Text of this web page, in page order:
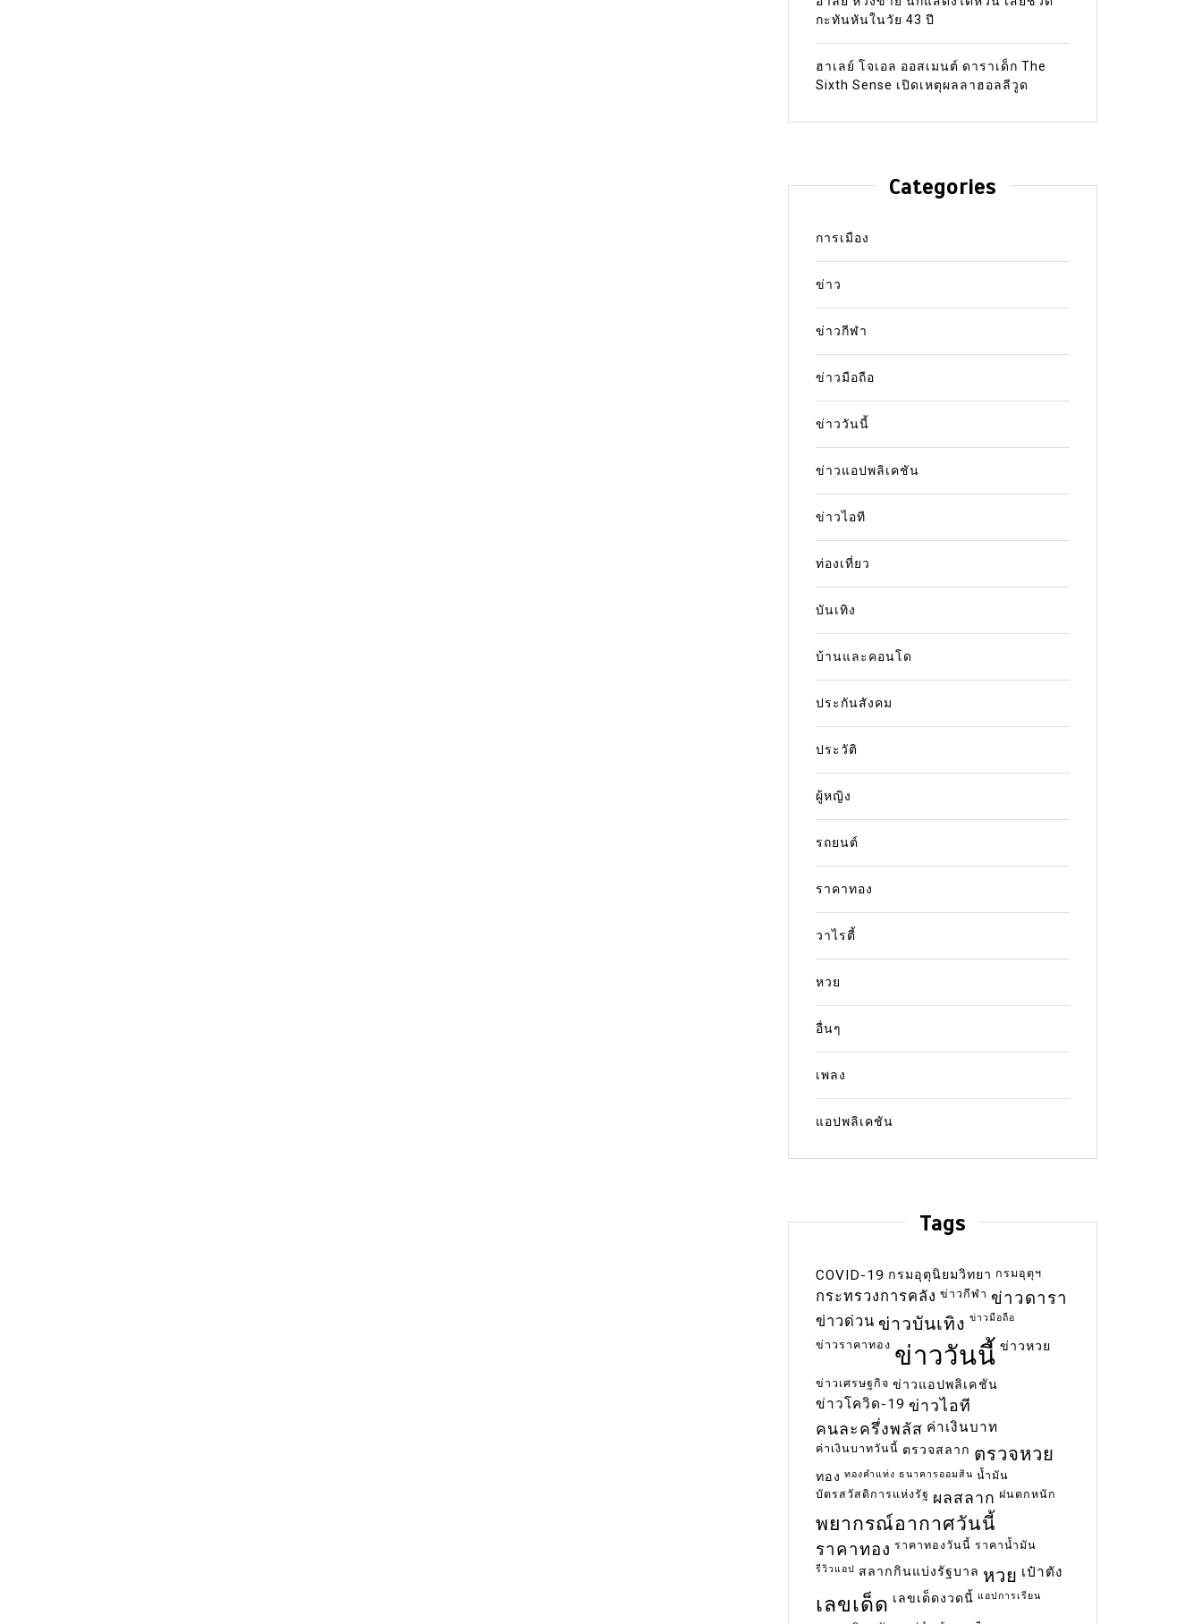
กะทันหันในวัย 43 ปี
ฮาเลย์ โจเอล ออสเมนต์ ดาราเด็ก The
Sixth Sense เปิดเหตุผลลาฮอลลีวูด
Categories
การเมือง
ข่าว
ข่าวกีฬา
ข่าวมือถือ
ข่าววันนี้
ข่าวแอปพลิเคชัน
ข่าวไอที
ท่องเที่ยว
บันเทิง
บ้านและคอนโด
ประกันสังคม
ประวัติ
ผู้หญิง
รถยนต์
ราคาทอง
วาไรตี้
หวย
อื่นๆ
เพลง
แอปพลิเคชัน
Tags
COVID-19 กรมอุตุนิยมวิทยา กรมอุตุฯ
กระทรวงการคลัง ข่าวกีฬา ข่าวดารา
ข่าวด่วน ข่าวบันเทิง ข่าวมือถือ
ข่าวราคาทอง ข่าววันนี้ ข่าวหวย
ข่าวเศรษฐกิจ ข่าวแอปพลิเคชัน
ข่าวโควิด-19 ข่าวไอที
คนละครึ่งพลัส ค่าเงินบาท
ค่าเงินบาทวันนี้ ตรวจสลาก ตรวจหวย
ทอง ทองคำแท่ง ธนาคารออมสิน น้ำมัน
บัตรสวัสดิการแห่งรัฐ ผลสลาก ฝนตกหนัก
พยากรณ์อากาศวันนี้
ราคาทอง ราคาทองวันนี้ ราคาน้ำมัน
รีวิวแอป สลากกินแบ่งรัฐบาล หวย เป๋าตัง
เลขเด็ด เลขเด็ดงวดนี้ แอปการเรียน